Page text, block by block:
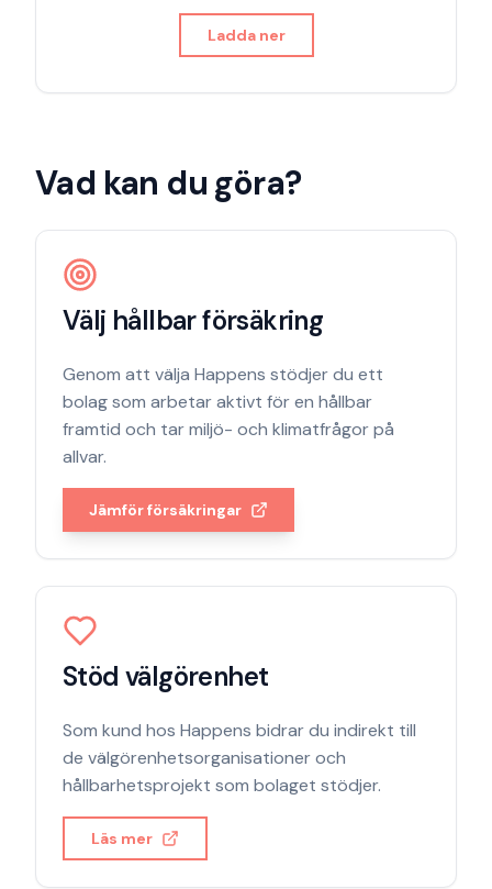
Ladda ner
Vad kan du göra?
Välj hållbar försäkring
Genom att välja Happens stödjer du ett
bolag som arbetar aktivt för en hållbar
framtid och tar miljö- och klimatfrågor på
allvar.
Jämför försäkringar
Stöd välgörenhet
Som kund hos Happens bidrar du indirekt till
de välgörenhetsorganisationer och
hållbarhetsprojekt som bolaget stödjer.
Läs mer